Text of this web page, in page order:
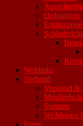
Ordnungen
Kurse
Weblinks
Verband
Vorstand &
Statuten
Wr.Meister
Fotos